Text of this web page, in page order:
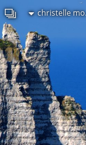
christelle morisse